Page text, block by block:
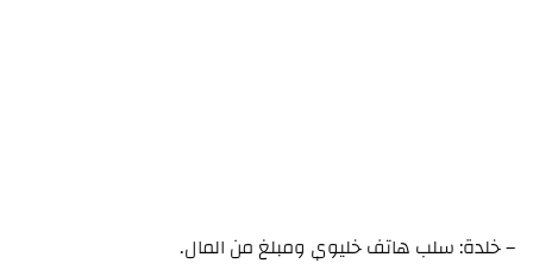
– خلدة: سلب هاتف خليوي ومبلغ من المال.